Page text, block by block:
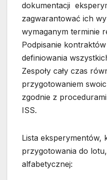
dokumentacji
zagwarantować ich
wymaganym terminie
Podpisanie
definiowania
Zespoły cały czas
przygotowaniem
zgodnie z
ISS.
Lista eksperymentów,
przygotowania do
alfabetycznej: